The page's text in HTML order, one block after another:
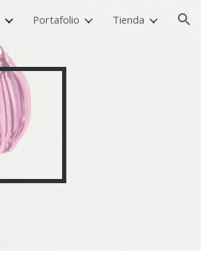
Portafolio Tienda